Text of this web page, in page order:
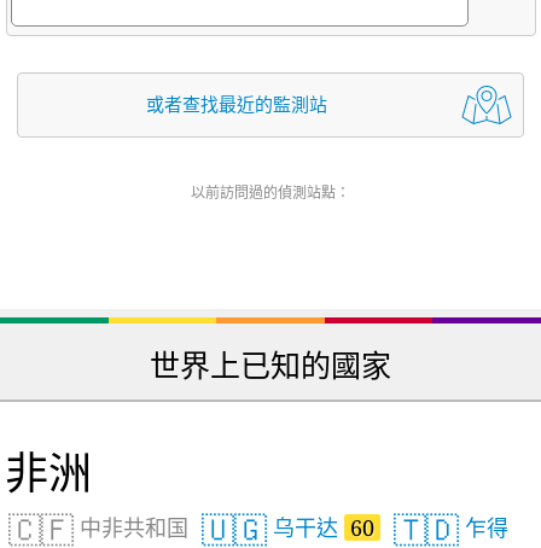
或者查找最近的監測站
以前訪問過的偵測站點：
世界上已知的國家
非洲
🇨🇫 中非共和国 🇺🇬 乌干达 60 🇹🇩 乍得